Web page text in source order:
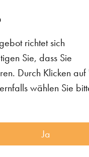
richtet sich
Sie, dass Sie
Durch Klicken auf
wählen Sie
Ja
& Nikotin
bei
Elfbar
und einer
mit jedem